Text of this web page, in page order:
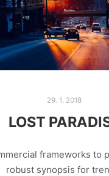
29. 1. 2018
LOST
frameworks to
robust synopsis for